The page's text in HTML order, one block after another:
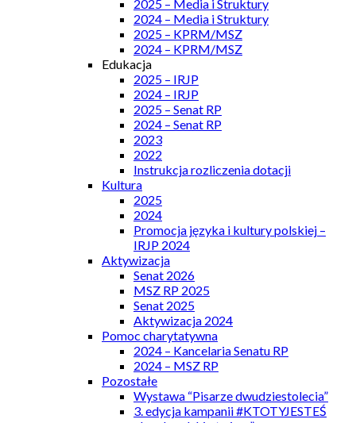
2025 – Media i Struktury
2024 – Media i Struktury
2025 – KPRM/MSZ
2024 – KPRM/MSZ
Edukacja
2025 – IRJP
2024 – IRJP
2025 – Senat RP
2024 – Senat RP
2023
2022
Instrukcja rozliczenia dotacji
Kultura
2025
2024
Promocja języka i kultury polskiej –
IRJP 2024
Aktywizacja
Senat 2026
MSZ RP 2025
Senat 2025
Aktywizacja 2024
Pomoc charytatywna
2024 – Kancelaria Senatu RP
2024 – MSZ RP
Pozostałe
Wystawa “Pisarze dwudziestolecia”
3. edycja kampanii #KTOTYJESTEŚ